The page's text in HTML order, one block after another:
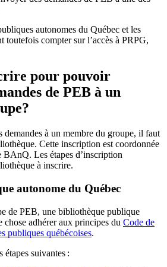
autonomes du Québec et les
compter sur l’accès à PRPG,
pour pouvoir
de PEB à un
à un membre du groupe, il faut
Cette inscription est coordonnée
Les étapes d’inscription
à inscrire.
autonome du Québec
de PEB, une bibliothèque publique
chose adhérer aux principes du Code de
publiques québécoises.
étapes suivantes :